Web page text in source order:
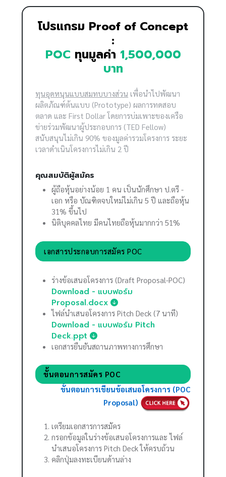
โปรแกรม Proof of Concept
:
POC ทุนมูลค่า 1,500,000
บาท
ทุนอุดหนุนแบบสมทบบางส่วน เพื่อนำไปพัฒนา
ผลิตภัณฑ์ต้นแบบ (Prototype) ผลการทดสอบ
ตลาด และ First Dollar โดยการบ่มเพาะของเครือ
ข่ายร่วมพัฒนาผู้ประกอบการ (TED Fellow)
สนับสนุนไม่เกิน 90% ของมูลค่ารวมโครงการ ระยะ
เวลาดำเนินโครงการไม่เกิน 2 ปี
คุณสมบัติผู้สมัคร
ผู้ถือหุ้นอย่างน้อย 1 คน เป็นนักศึกษา ป.ตรี -
เอก หรือ บัณฑิตจบใหม่ไม่เกิน 5 ปี และถือหุ้น
31% ขึ้นไป
นิติบุคคลไทย มีคนไทยถือหุ้นมากกว่า 51%
เอกสารประกอบการสมัคร POC
ร่างข้อเสนอโครงการ (Draft Proposal-POC)
Download - แบบฟอร์ม
Proposal.docx
ไฟล์นำเสนอโครงการ Pitch Deck (7 นาที)
Download - แบบฟอร์ม Pitch
Deck.ppt
เอกสารยืนยันสถานภาพทางการศึกษา
ขั้นตอนการสมัคร POC
ขั้นตอนการเขียนข้อเสนอโครงการ (POC
Proposal)
เตรียมเอกสารการสมัคร
กรอกข้อมูลในร่างข้อเสนอโครงการและ ไฟล์
นำเสนอโครงการ Pitch Deck ให้ครบถ้วน
คลิกปุ่มลงทะเบียนด้านล่าง